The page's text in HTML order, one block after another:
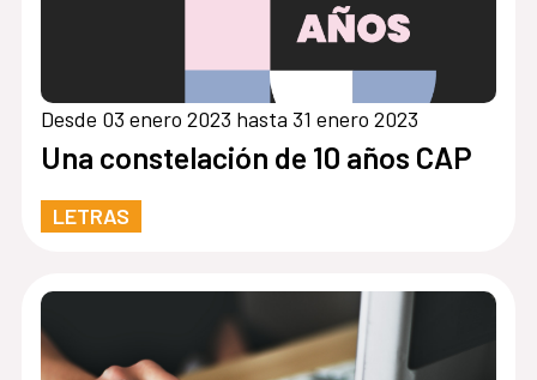
Desde 03 enero 2023 hasta 31 enero 2023
Una constelación de 10 años CAP
LETRAS